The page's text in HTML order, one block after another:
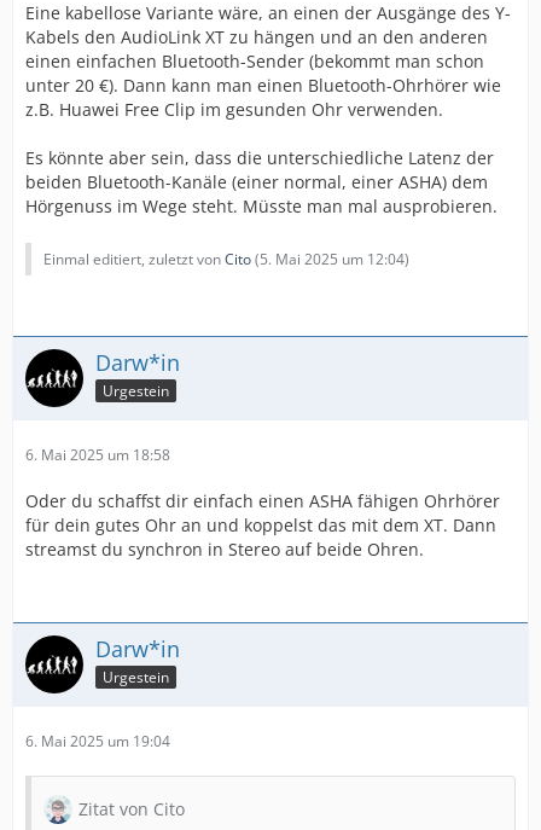
Eine kabellose Variante wäre, an einen der Ausgänge des Y-
Kabels den AudioLink XT zu hängen und an den anderen
einen einfachen Bluetooth-Sender (bekommt man schon
unter 20 €). Dann kann man einen Bluetooth-Ohrhörer wie
z.B. Huawei Free Clip im gesunden Ohr verwenden.
Es könnte aber sein, dass die unterschiedliche Latenz der
beiden Bluetooth-Kanäle (einer normal, einer ASHA) dem
Hörgenuss im Wege steht. Müsste man mal ausprobieren.
Einmal editiert, zuletzt vonCito(5. Mai 2025 um 12:04)
Darw*in
Urgestein
6. Mai 2025 um 18:58
Oder du schaffst dir einfach einen ASHA fähigen Ohrhörer
für dein gutes Ohr an und koppelst das mit dem XT. Dann
streamst du synchron in Stereo auf beide Ohren.
Darw*in
Urgestein
6. Mai 2025 um 19:04
Zitat von Cito